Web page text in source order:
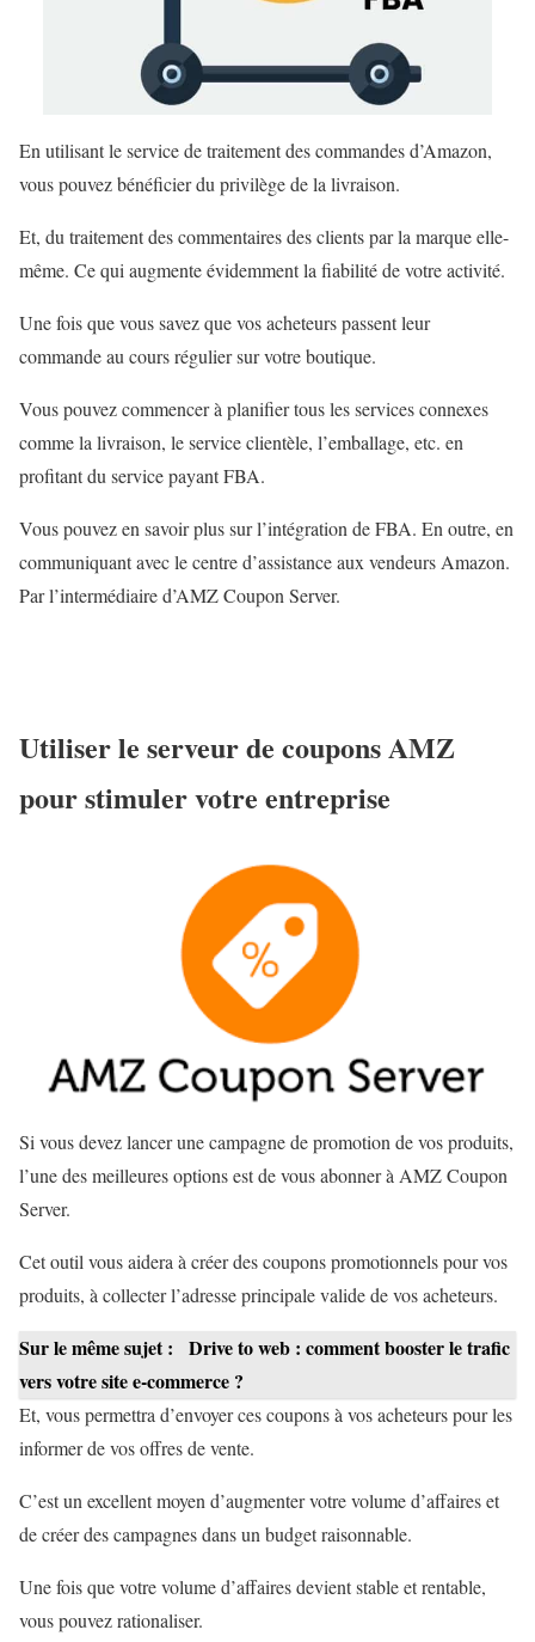
En utilisant le service de traitement des commandes d’Amazon,
vous pouvez bénéficier du privilège de la livraison.
Et, du traitement des commentaires des clients par la marque elle-
même. Ce qui augmente évidemment la fiabilité de votre activité.
Une fois que vous savez que vos acheteurs passent leur
commande au cours régulier sur votre boutique.
Vous pouvez commencer à planifier tous les services connexes
comme la livraison, le service clientèle, l’emballage, etc. en
profitant du service payant FBA.
Vous pouvez en savoir plus sur l’intégration de FBA. En outre, en
communiquant avec le centre d’assistance aux vendeurs Amazon.
Par l’intermédiaire d’AMZ Coupon Server.
Utiliser le serveur de coupons AMZ
pour stimuler votre entreprise
Si vous devez lancer une campagne de promotion de vos produits,
l’une des meilleures options est de vous abonner à AMZ Coupon
Server.
Cet outil vous aidera à créer des coupons promotionnels pour vos
produits, à collecter l’adresse principale valide de vos acheteurs.
Sur le même sujet :
Drive to web : comment booster le trafic
vers votre site e-commerce ?
Et, vous permettra d’envoyer ces coupons à vos acheteurs pour les
informer de vos offres de vente.
C’est un excellent moyen d’augmenter votre volume d’affaires et
de créer des campagnes dans un budget raisonnable.
Une fois que votre volume d’affaires devient stable et rentable,
vous pouvez rationaliser.